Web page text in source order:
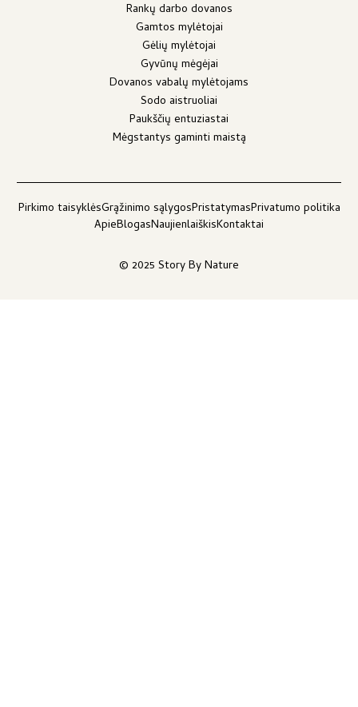
Rankų darbo dovanos
Gamtos mylėtojai
Gėlių mylėtojai
Gyvūnų mėgėjai
Dovanos vabalų mylėtojams
Sodo aistruoliai
Paukščių entuziastai
Mėgstantys gaminti maistą
© 2025 Story By Nature
Pirkimo taisyklėsGrąžinimo sąlygosPristatymasPrivatumo politika
ApieBlogasNaujienlaiškisKontaktai